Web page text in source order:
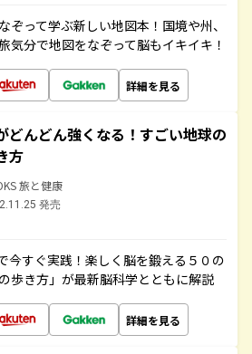
ぞって学ぶ新しい地図本！国境や州、
気分で地図をなぞって脳もイキイキ！
詳細を見る
どんどん強くなる！すごい地球の
方
旅と健康
発売
今すぐ実践！楽しく脳を鍛える５０の
歩き方」が最新脳科学とともに解説
詳細を見る